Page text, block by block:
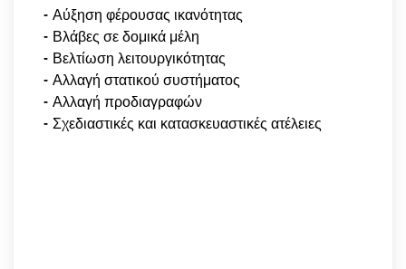
Αύξηση φέρουσας ικανότητας
Βλάβες σε δομικά μέλη
Bελτίωση λειτουργικότητας
Αλλαγή στατικού συστήματος
Αλλαγή προδιαγραφών
Σχεδιαστικές και κατασκευαστικές ατέλειες